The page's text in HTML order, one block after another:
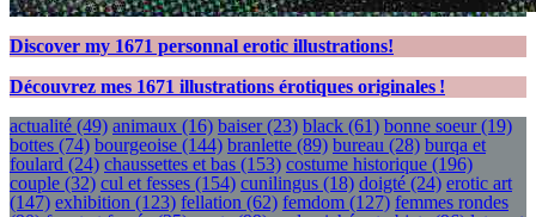
Discover my 1671 personnal erotic illustrations!
Découvrez mes 1671 illustrations érotiques originales !
actualité (49) animaux (16) baiser(23) black (61) bonne soeur(19)
bottes (74) bourgeoise (144) branlette (89) bureau (28) burqa et
foulard (24) chaussettes et bas (153) costume historique (196)
couple (32) cul et fesses (154) cunilingus (18) doigté (24) erotic art
(147) exhibition (123) fellation (62) femdom (127) femmes rondes